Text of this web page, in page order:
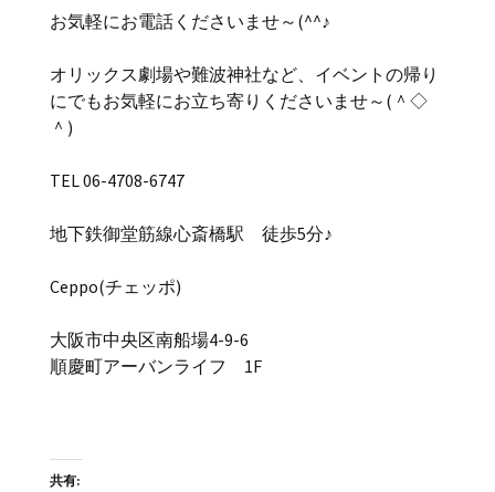
お気軽にお電話くださいませ～(^^♪
オリックス劇場や難波神社など、イベントの帰り
にでもお気軽にお立ち寄りくださいませ～(＾◇
＾)
TEL 06-4708-6747
地下鉄御堂筋線心斎橋駅 徒歩5分♪
Ceppo(チェッポ)
大阪市中央区南船場4-9-6
順慶町アーバンライフ 1F
共有: